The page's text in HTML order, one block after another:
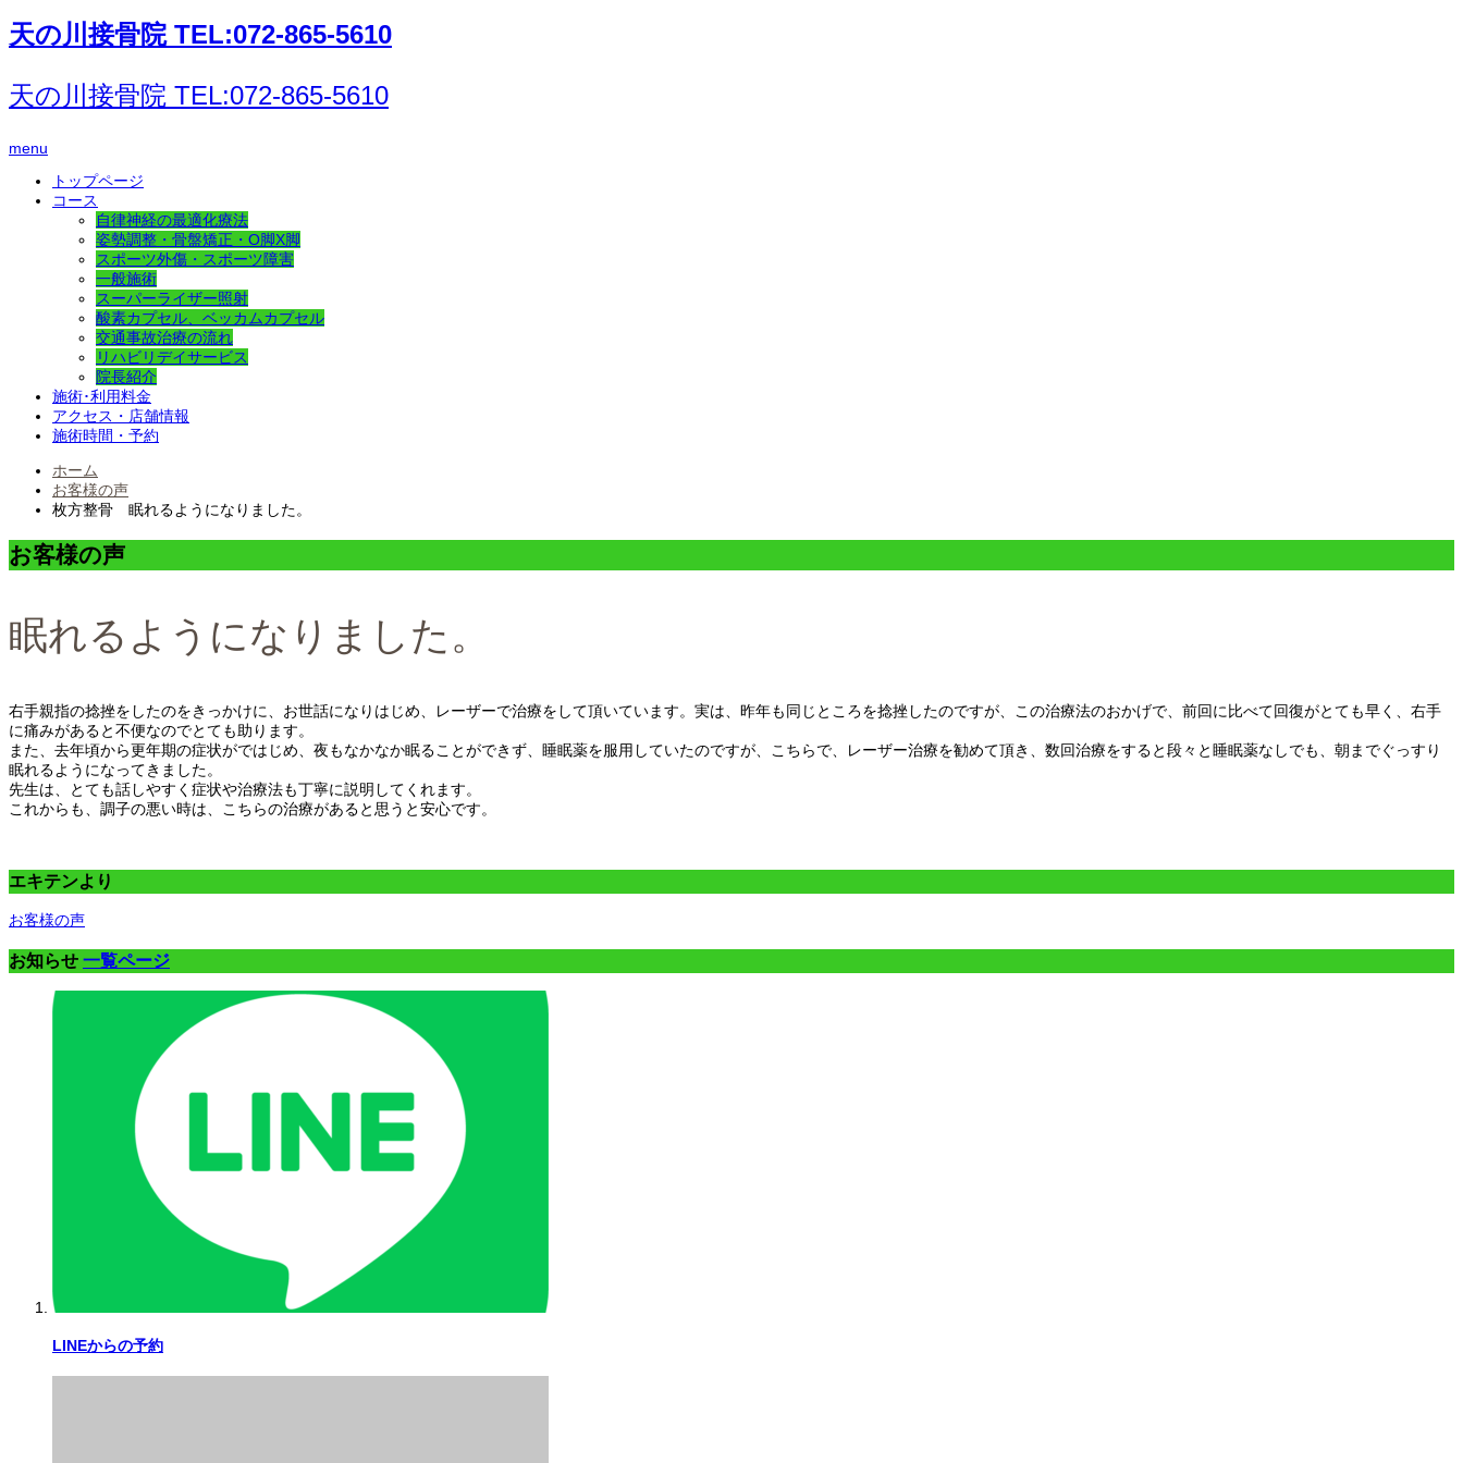
天の川接骨院 TEL:072-865-5610
天の川接骨院 TEL:072-865-5610
menu
トップページ
コース
自律神経の最適化療法
姿勢調整・骨盤矯正・O脚X脚
スポーツ外傷・スポーツ障害
一般施術
スーパーライザー照射
酸素カプセル、ベッカムカプセル
交通事故治療の流れ
リハビリデイサービス
院長紹介
施術･利用料金
アクセス・店舗情報
施術時間・予約
ホーム
お客様の声
枚方整骨 眠れるようになりました。
お客様の声
眠れるようになりました。
右手親指の捻挫をしたのをきっかけに、お世話になりはじめ、レーザーで治療をして頂いています。実は、昨年も同じところを捻挫したのですが、この治療法のおかげで、前回に比べて回復がとても早く、右手
に痛みがあると不便なのでとても助ります。
また、去年頃から更年期の症状がではじめ、夜もなかなか眠ることができず、睡眠薬を服用していたのですが、こちらで、レーザー治療を勧めて頂き、数回治療をすると段々と睡眠薬なしでも、朝までぐっすり
眠れるようになってきました。
先生は、とても話しやすく症状や治療法も丁寧に説明してくれます。
これからも、調子の悪い時は、こちらの治療があると思うと安心です。
エキテンより
お客様の声
お知らせ 一覧ページ
LINEからの予約